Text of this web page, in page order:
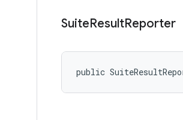
SuiteResultReporter
public